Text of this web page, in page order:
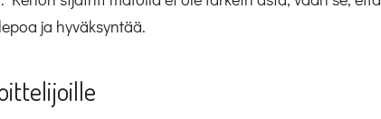
ja hyväksyntää.